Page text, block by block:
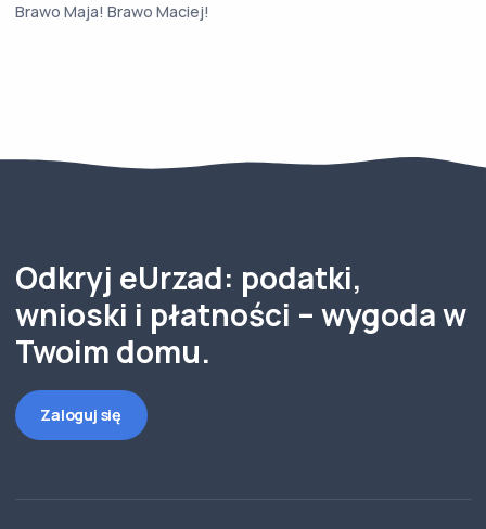
Brawo Maja! Brawo Maciej!
Odkryj eUrzad: podatki,
wnioski i płatności – wygoda w
Twoim domu.
Zaloguj się